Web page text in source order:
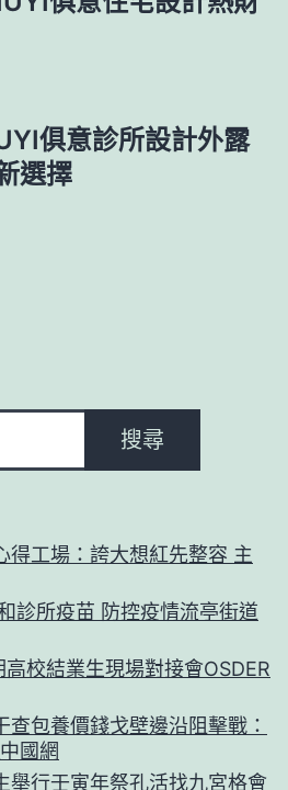
俱意診所設計外露
選擇
搜尋
得工場：誇大想紅先整容 主
診所疫苗 防控疫情流亭街道
高校結業生現場對接會OSDER
包養價錢戈壁邊沿阻擊戰：
國網
舉行壬寅年祭孔活找九宮格會